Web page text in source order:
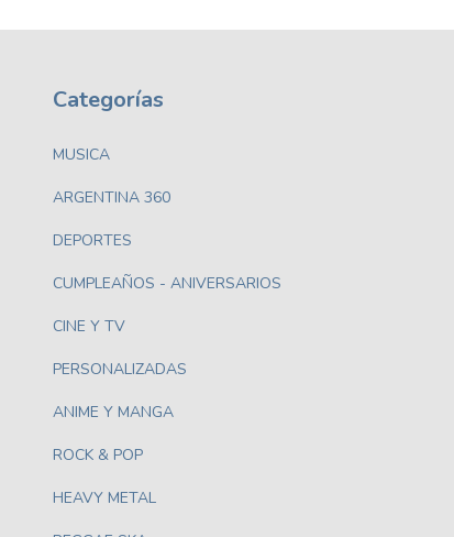
Categorías
MUSICA
ARGENTINA 360
DEPORTES
CUMPLEAÑOS - ANIVERSARIOS
CINE Y TV
PERSONALIZADAS
ANIME Y MANGA
ROCK & POP
HEAVY METAL